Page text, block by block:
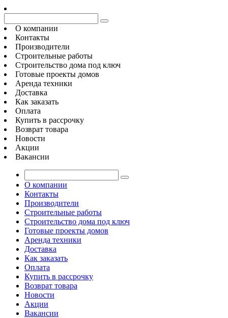
О компании
Контакты
Производители
Строительные работы
Строительство дома под ключ
Готовые проекты домов
Аренда техники
Доставка
Как заказать
Оплата
Купить в рассрочку
Возврат товара
Новости
Акции
Вакансии
О компании
Контакты
Производители
Строительные работы
Строительство дома под ключ
Готовые проекты домов
Аренда техники
Доставка
Как заказать
Оплата
Купить в рассрочку
Возврат товара
Новости
Акции
Вакансии